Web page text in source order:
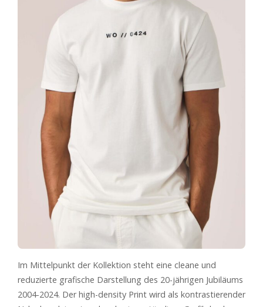
Im Mittelpunkt der Kollektion steht eine cleane und
reduzierte grafische Darstellung des 20-jährigen Jubiläums
2004-2024. Der high-density Print wird als kontrastierender